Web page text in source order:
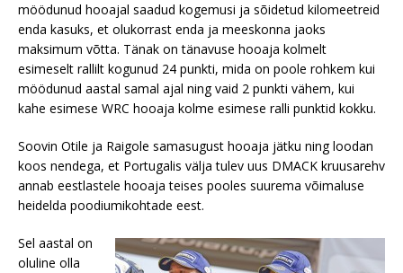
möödunud hooajal saadud kogemusi ja sõidetud kilomeetreid
enda kasuks, et olukorrast enda ja meeskonna jaoks
maksimum võtta. Tänak on tänavuse hooaja kolmelt
esimeselt rallilt kogunud 24 punkti, mida on poole rohkem kui
möödunud aastal samal ajal ning vaid 2 punkti vähem, kui
kahe esimese WRC hooaja kolme esimese ralli punktid kokku.
Soovin Otile ja Raigole samasugust hooaja jätku ning loodan
koos nendega, et Portugalis välja tulev uus DMACK kruusarehv
annab eestlastele hooaja teises pooles suurema võimaluse
heidelda poodiumikohtade eest.
Sel aastal on
oluline olla